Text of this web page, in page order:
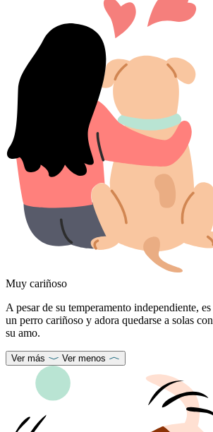
Muy cariñoso
A pesar de su temperamento independiente, es
un perro cariñoso y adora quedarse a solas con
su amo.
Ver más Ver menos